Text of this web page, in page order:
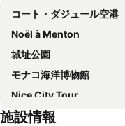
コート・ダジュール空港
Noël à Menton
城址公園
モナコ海洋博物館
Nice City Tour
Beau Rivage
施設情報